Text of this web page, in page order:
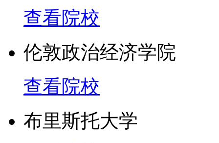
查看院校
伦敦政治经济学院
查看院校
布里斯托大学